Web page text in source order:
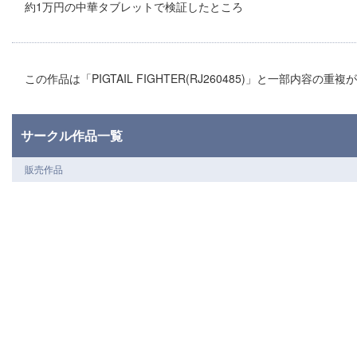
約1万円の中華タブレットで検証したところ
この作品は「PIGTAIL FIGHTER(RJ260485)」と一部内容の重複
サークル作品一覧
販売作品